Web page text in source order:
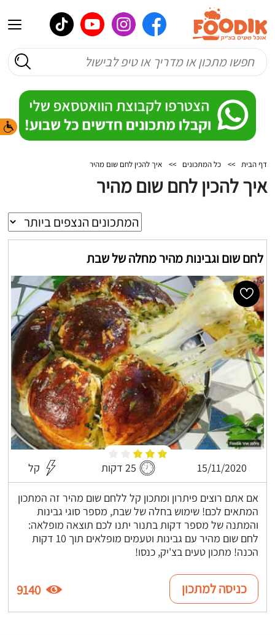
דף הבית >> כל המתכונים >> איך להכין לחם שום מהיר
איך להכין לחם שום מהיר
לחם שום וגבינות מהיר מחלה של שבת
15/11/2020 25 דקות קל
אם אתם רוצים פיתרון ומתכון קל ללחם שום מהיר זה המתכון
המתאים לכם! שימוש בחלה של שבת, מספר סוגי גבינות
והמתנה של מספר דקות בתנור יתנו לכם תוצאה מופלאה:
לחם שום מהיר עם גבינות וטעמים מופלאים תוך 10 דקות
הכנה! מתכון טעים בצ'יק, כנסו!
כניסה למתכון 9140